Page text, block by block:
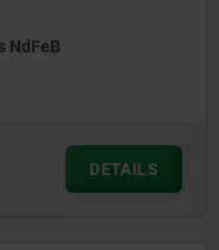
NdFeB
DETAILS